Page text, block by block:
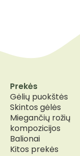
Prekės
Gėlių puokštės
Skintos gėlės
Miegančių rožių
kompozicijos
Balionai
Kitos prekės